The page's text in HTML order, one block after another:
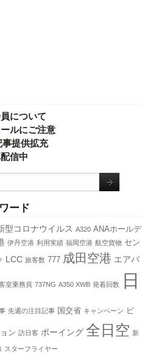
について
ールにご注意
事提供拡充
信中
ード
型コロナウイルス A320 ANAホールデ
伊丹空港 利用実績 福岡空港 航空貨物 セン
LCC 旅客数 777 成田空港 エアバ
室乗務員 737NG A350 XWB 発着回数
日
先週の注目記事 国交省 キャンペーン ピ
ン 訪日客 ボーイング 全日空 新
スターフライヤー